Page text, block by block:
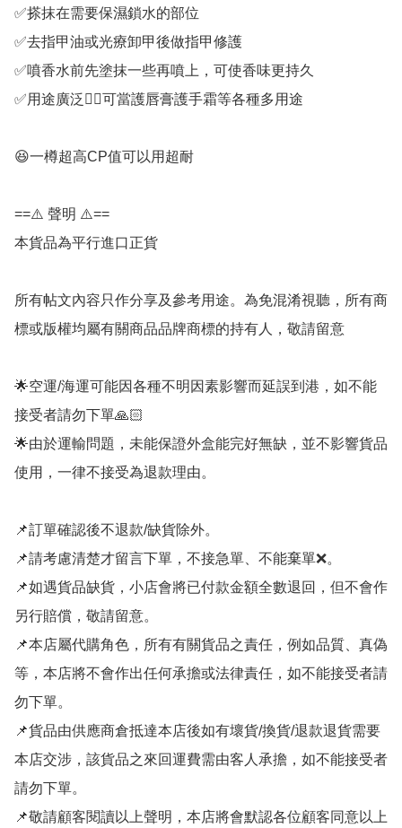
✅搽抹在需要保濕鎖水的部位
✅去指甲油或光療卸甲後做指甲修護
✅噴香水前先塗抹一些再噴上，可使香味更持久
✅用途廣泛👍🏻可當護唇膏護手霜等各種多用途
😆一樽超高CP值可以用超耐
==⚠️ 聲明 ⚠️==
本貨品為平行進口正貨
所有帖文內容只作分享及參考用途。為免混淆視聽，所有商
標或版權均屬有關商品品牌商標的持有人，敬請留意
🌟空運/海運可能因各種不明因素影響而延誤到港，如不能
接受者請勿下單🙏🏻
🌟由於運輸問題，未能保證外盒能完好無缺，並不影響貨品
使用，一律不接受為退款理由。
📌訂單確認後不退款/缺貨除外。
📌請考慮清楚才留言下單，不接急單、不能棄單❌。
📌如遇貨品缺貨，小店會將已付款金額全數退回，但不會作
另行賠償，敬請留意。
📌本店屬代購角色，所有有關貨品之責任，例如品質、真偽
等，本店將不會作出任何承擔或法律責任，如不能接受者請
勿下單。
📌貨品由供應商倉抵達本店後如有壞貨/換貨/退款退貨需要
本店交涉，該貨品之來回運費需由客人承擔，如不能接受者
請勿下單。
📌敬請顧客閱讀以上聲明，本店將會默認各位顧客同意以上